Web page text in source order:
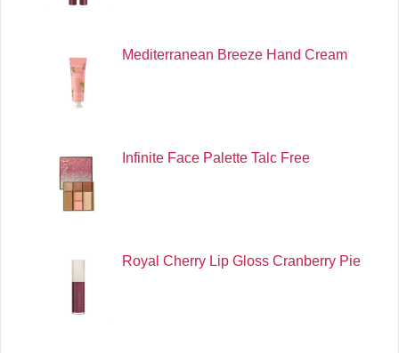
Mediterranean Breeze Hand Cream
Infinite Face Palette Talc Free
Royal Cherry Lip Gloss Cranberry Pie